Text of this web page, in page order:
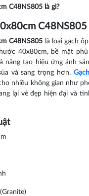
C48NS805 là gì?
C48NS805
C48NS805 là loại gạch
40x80cm, bề mặt phủ
năng tạo hiệu ứng ánh
và sang trọng hơn.
nhiều không gian như
lại vẻ đẹp hiện đại và